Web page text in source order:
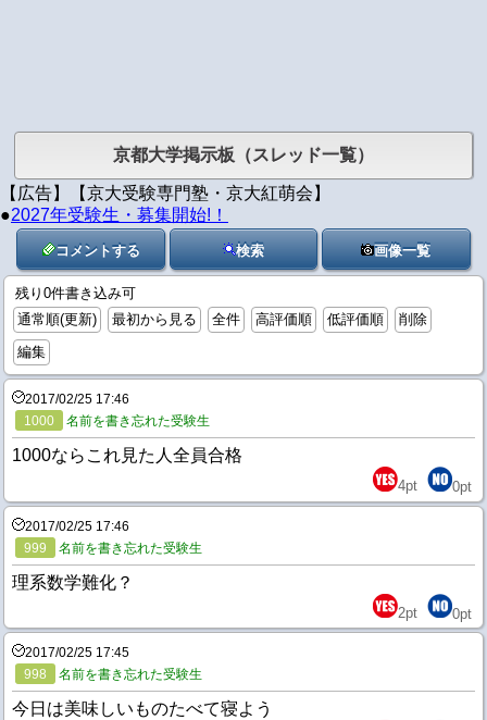
京都大学掲示板（スレッド一覧）
【広告】【京大受験専門塾・京大紅萌会】
●2027年受験生・募集開始!！
コメントする 検索 画像一覧
残り0件書き込み可
通常順(更新)
最初から見る 全件 高評価順 低評価順
削除
編集
2017/02/25 17:46
1000
名前を書き忘れた受験生
1000ならこれ見た人全員合格
4pt 0pt
2017/02/25 17:46
999
名前を書き忘れた受験生
理系数学難化？
2pt 0pt
2017/02/25 17:45
998
名前を書き忘れた受験生
今日は美味しいものたべて寝よう